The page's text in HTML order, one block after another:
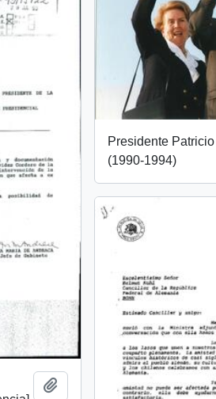
Presidente
(1990-1994)
Añadir al portapapeles